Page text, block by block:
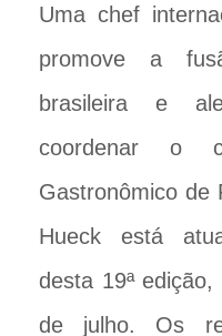
Uma chef
promove a
brasileira e
coordenar o
Gastronômico de
Hueck está
desta 19ª
de julho. Os